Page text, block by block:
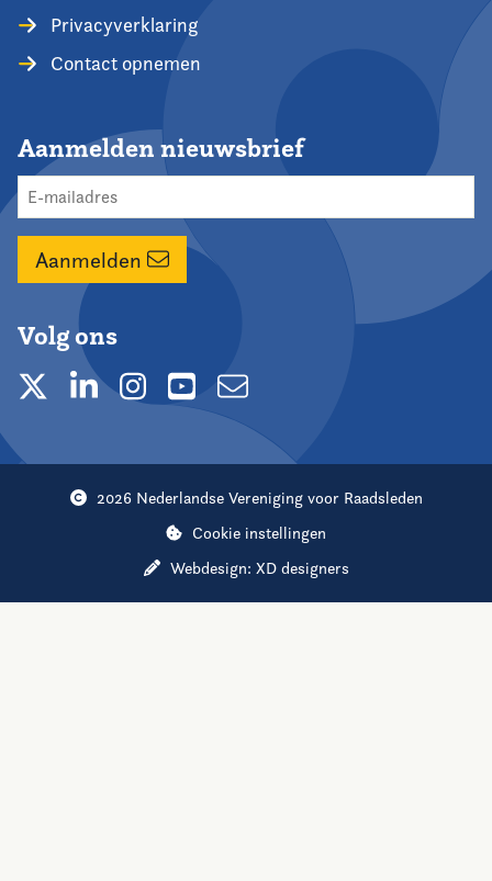
Privacyverklaring
Contact opnemen
Aanmelden nieuwsbrief
Aanmelden
Volg ons
2026 Nederlandse Vereniging voor Raadsleden
Cookie instellingen
Webdesign: XD designers